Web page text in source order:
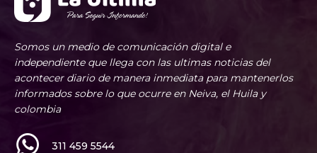
Somos un medio de comunicación digital e
independiente que llega con las ultimas noticias del
acontecer diario de manera inmediata para mantenerlos
informados sobre lo que ocurre en Neiva, el Huila y
colombia
311 459 5544